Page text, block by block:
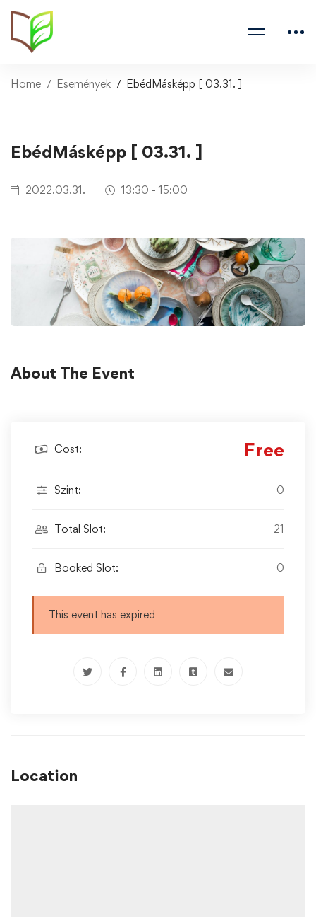
Home Események EbédMásképp [ 03.31. ]
EbédMásképp [ 03.31. ]
2022.03.31. 13:30 - 15:00
About The Event
Cost: Free
Szint: 0
Total Slot: 21
Booked Slot: 0
This event has expired
Location